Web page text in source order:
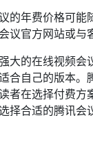
的年费价格可
议官方网站或与
大的在线视频
合自己的版本
者在选择付费
择合适的腾讯